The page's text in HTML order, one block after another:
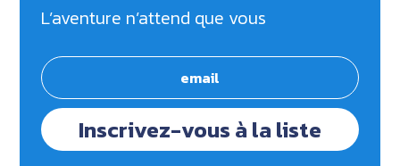
L’aventure n’attend que vous
Inscrivez-vous à la liste